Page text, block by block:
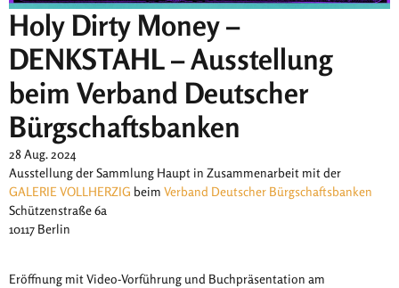
Holy Dirty Money –
DENKSTAHL – Ausstellung
beim Verband Deutscher
Bürgschaftsbanken
28 Aug. 2024
Ausstellung der Sammlung Haupt in Zusammenarbeit mit der
GALERIE VOLLHERZIG beim Verband Deutscher Bürgschaftsbanken
Schützenstraße 6a
10117 Berlin
Eröffnung mit Video-Vorführung und Buchpräsentation am